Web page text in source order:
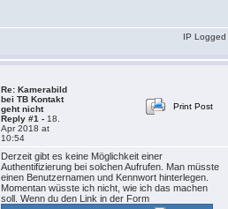
IP Logged
Re: Kamerabild
bei TB Kontakt
geht nicht
Reply #1 - 18.
Apr 2018 at
10:54
Print Post
Derzeit gibt es keine Möglichkeit einer
Authentifizierung bei solchen Aufrufen. Man müsste
einen Benutzernamen und Kennwort hinterlegen.
Momentan wüsste ich nicht, wie ich das machen
soll. Wenn du den Link in der Form